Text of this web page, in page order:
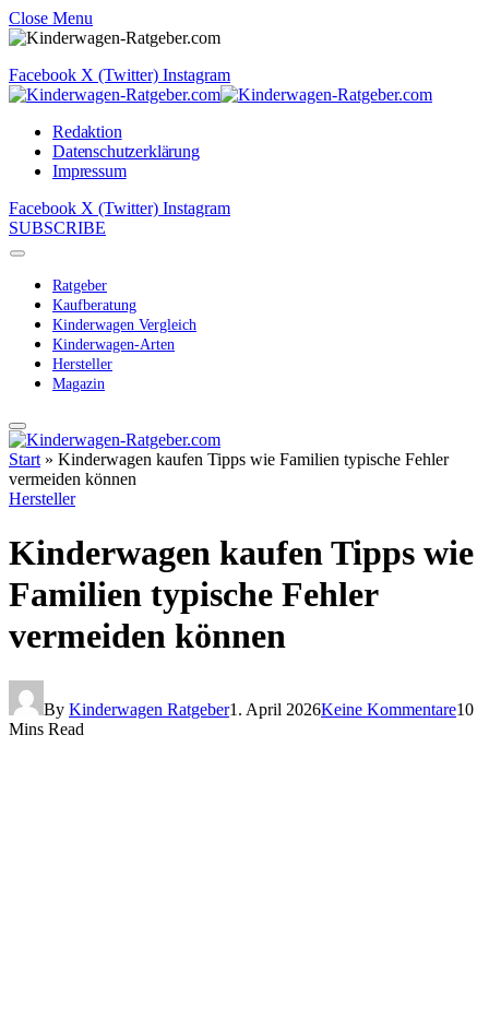
Close Menu
Facebook X (Twitter) Instagram
Redaktion
Datenschutzerklärung
Impressum
Facebook X (Twitter) Instagram
SUBSCRIBE
Ratgeber
Kaufberatung
Kinderwagen Vergleich
Kinderwagen-Arten
Hersteller
Magazin
Start » Kinderwagen kaufen Tipps wie Familien typische Fehler
vermeiden können
Hersteller
Kinderwagen kaufen Tipps wie
Familien typische Fehler
vermeiden können
By Kinderwagen Ratgeber1. April 2026Keine Kommentare10
Mins Read